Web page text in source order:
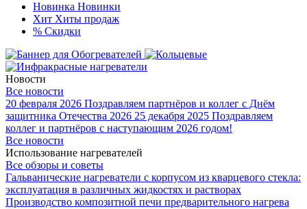
Новинка Новинки
Хит Хиты продаж
% Скидки
Новости
Все новости
20 февраля 2026 Поздравляем партнёров и коллег с Днём
защитника Отечества 2026 25 декабря 2025 Поздравляем
коллег и партнёров с наступающим 2026 годом!
Все новости
Использование нагревателей
Все обзоры и советы
Гальванические нагреватели с корпусом из кварцевого стекла:
эксплуатация в различных жидкостях и растворах
Производство композитной печи предварительного нагрева